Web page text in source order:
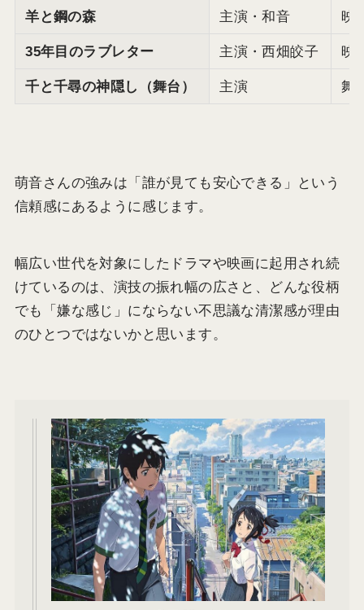
羊と鋼の森 主演・和音 映
35年目のラブレター 主演・西畑皎子 映
千と千尋の神隠し（舞台） 主演 舞
萌音さんの強みは「誰が見ても安心できる」という
信頼感にあるように感じます。
幅広い世代を対象にしたドラマや映画に起用され続
けているのは、演技の振れ幅の広さと、どんな役柄
でも「嫌な感じ」にならない不思議な清潔感が理由
のひとつではないかと思います。